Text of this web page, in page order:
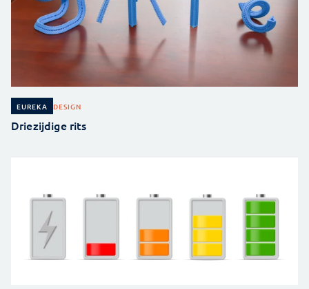
EUREKA DESIGN
Driezijdige rits